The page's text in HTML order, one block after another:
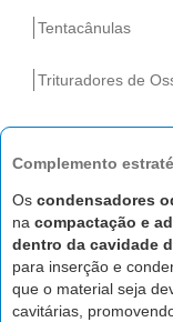
Tentacânulas
Trituradores de
Complemento
Os condensadores
na compactação e
dentro da cavidade
para inserção e
que o material seja
cavitárias,